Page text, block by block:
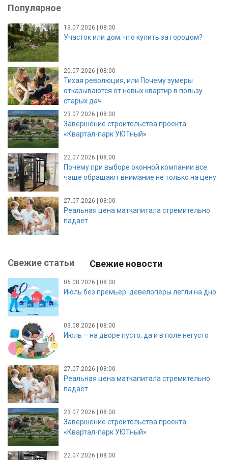
Популярное
13.07.2026 | 08:00
Участок или дом: что купить за городом?
20.07.2026 | 08:00
Тихая революция, или Почему зумеры
отказываются от новых квартир в пользу
старых дач
23.07.2026 | 08:00
Завершение строительства проекта
«Квартал-парк УЮТный»
22.07.2026 | 08:00
Почему при выборе оконной компании все
чаще обращают внимание не только на цену
27.07.2026 | 08:00
Реальная цена маткапитала стремительно
падает
Свежие статьи Свежие новости
06.08.2026 | 08:00
Июль без премьер: девелоперы легли на дно
03.08.2026 | 08:00
Июль – на дворе пусто, да и в поле негусто
27.07.2026 | 08:00
Реальная цена маткапитала стремительно
падает
23.07.2026 | 08:00
Завершение строительства проекта
«Квартал-парк УЮТный»
22.07.2026 | 08:00